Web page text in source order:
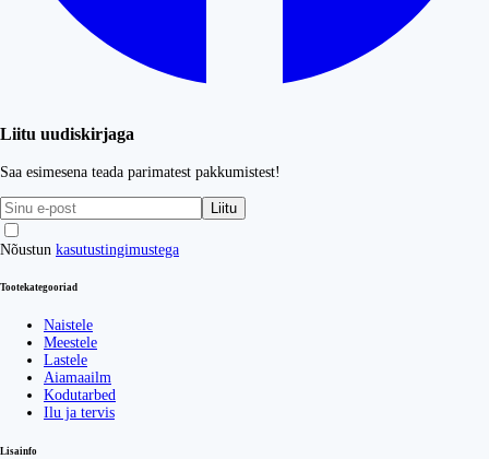
Liitu uudiskirjaga
Saa esimesena teada parimatest pakkumistest!
Liitu
Nõustun kasutustingimustega
Tootekategooriad
Naistele
Meestele
Lastele
Aiamaailm
Kodutarbed
Ilu ja tervis
Lisainfo